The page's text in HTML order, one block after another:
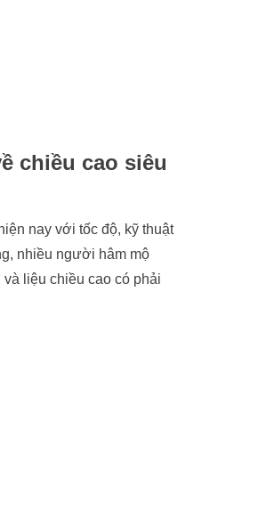
chiều cao siêu
nay với tốc độ, kỹ thuật
nhiều người hâm mộ
liệu chiều cao có phải